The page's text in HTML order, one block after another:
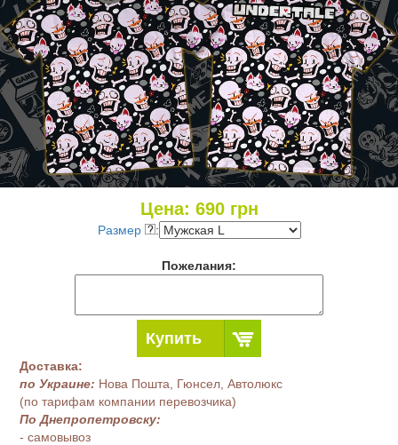
Цена: 690грн
Размер :
Пожелания:
Купить
Доставка:
по Украине: Нова Пошта, Гюнсел, Автолюкс
(по тарифам компании перевозчика)
По Днепропетровску:
- самовывоз